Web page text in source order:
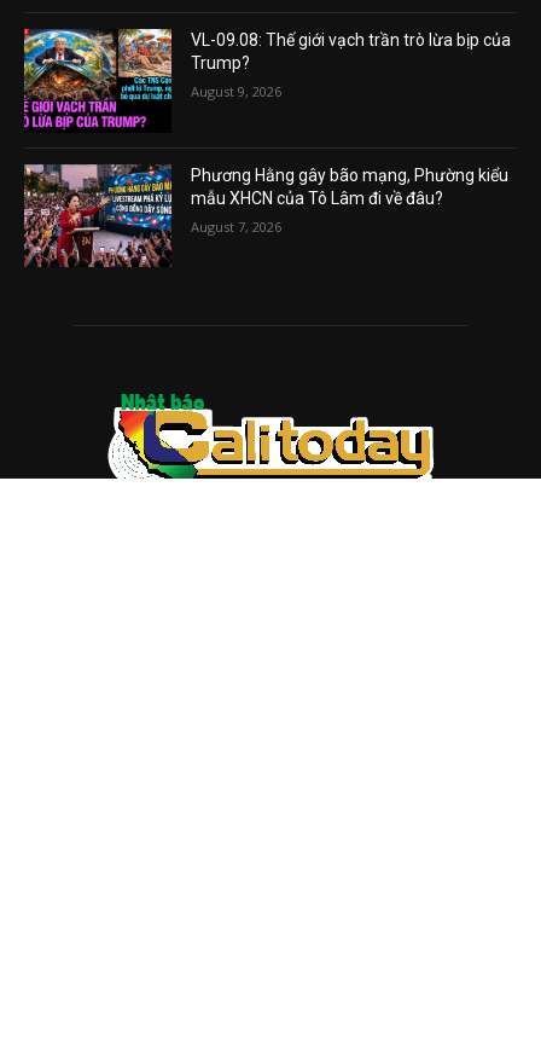
VL-09.08: Thế giới vạch trần trò lừa bịp của
Trump?
August 9, 2026
Phương Hằng gây bão mạng, Phường kiểu
mẫu XHCN của Tô Lâm đi về đâu?
August 7, 2026